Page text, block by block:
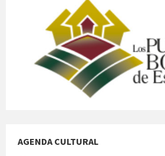
AGENDA CULTURAL